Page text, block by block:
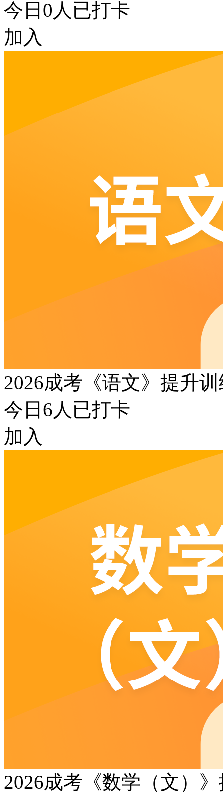
今日 0 人已打卡
加入
2026成考《语文》提升
今日 6人已打卡
加入
2026成考《数学（文）